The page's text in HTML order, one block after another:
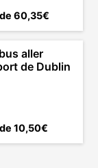
60,35€
aller
de Dublin
10,50€